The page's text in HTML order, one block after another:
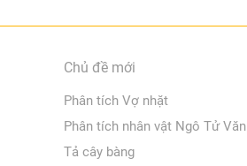
Chủ đề mới
Phân tích Vợ nhặt
Phân tích nhân vật Ngô Tử Văn
Tả cây bàng